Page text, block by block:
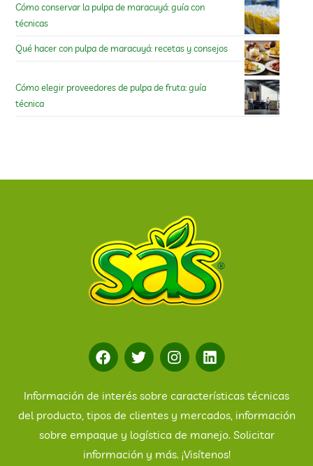
Cómo conservar la pulpa de maracuyá: guía con
técnicas
Qué hacer con pulpa de maracuyá: recetas y consejos
Cómo elegir proveedores de pulpa de fruta: guía
técnica
Información de interés sobre características técnicas
del producto, tipos de clientes y mercados, información
sobre empaque y logística de manejo. Solicitar
información y más. ¡Visítenos!